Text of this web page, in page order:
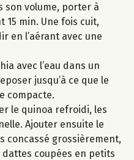
son volume, porter à
min. Une fois cuit,
en l’aérant avec une
avec l’eau dans un
jusqu’à ce que le
compacte.
le quinoa refroidi, les
Ajouter ensuite le
concassé grossièrement,
dattes coupées en petits